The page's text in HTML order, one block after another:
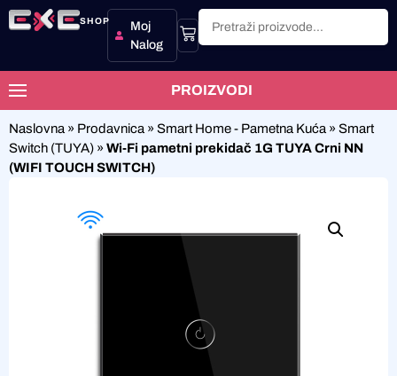
SHOP
Moj
Nalog
PROIZVODI
Naslovna » Prodavnica » Smart Home - Pametna Kuća » Smart
Switch (TUYA) » Wi-Fi pametni prekidač 1G TUYA Crni NN
(WIFI TOUCH SWITCH)